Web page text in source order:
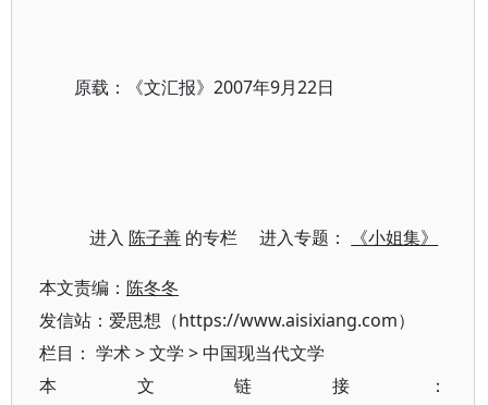
原载：《文汇报》2007年9月22日
进入陈子善 的专栏 进入专题： 《小姐集》
本文责编： 陈冬冬
发信站：爱思想（https://www.aisixiang.com）
栏目： 学术>文学 >中国现当代文学
本文链接：